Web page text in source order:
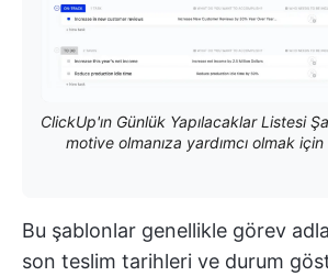
ClickUp'ın Günlük Yapılacaklar Listesi
motive olmanıza yardımcı olmak için
Bu şablonlar genellikle görev
son teslim tarihleri ve durum